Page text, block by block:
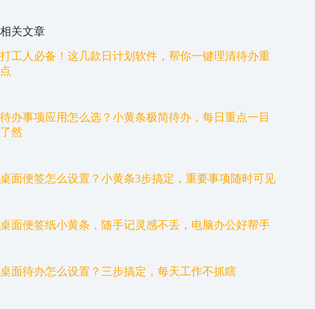
相关文章
打工人必备！这几款日计划软件，帮你一键理清待办重
点
待办事项应用怎么选？小黄条极简待办，每日重点一目
了然
桌面便签怎么设置？小黄条3步搞定，重要事项随时可见
桌面便签纸小黄条，随手记灵感不丢，电脑办公好帮手
桌面待办怎么设置？三步搞定，每天工作不抓瞎